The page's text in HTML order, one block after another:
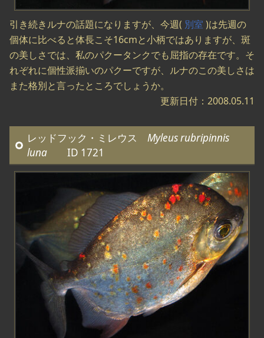
引き続きルナの話題になりますが、今週( 別室 )は先週の
個体に比べると体長こそ16cmと小柄ではありますが、斑
の美しさでは、私のパクータンクでも屈指の存在です。そ
れぞれに個性派揃いのパクーですが、ルナのこの美しさは
また格別と言ったところでしょうか。
更新日付：2008.05.11
レッドフック・ミレウス Myleus rubripinnis
luna ID 1721